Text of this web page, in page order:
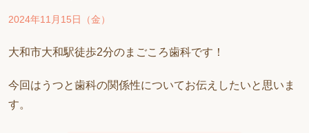
2024年11月15日（金）
大和市大和駅徒歩2分のまごころ歯科です！
今回はうつと歯科の関係性についてお伝えしたいと思いま
す。